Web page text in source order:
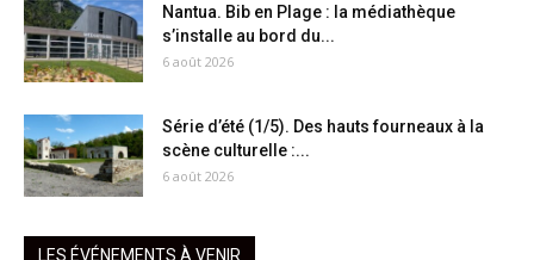
Nantua. Bib en Plage : la médiathèque
s’installe au bord du...
6 août 2026
Série d’été (1/5). Des hauts fourneaux à la
scène culturelle :...
6 août 2026
LES ÉVÉNEMENTS À VENIR